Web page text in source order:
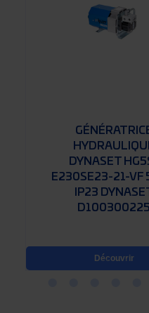
DYNASET
E230SE23-21-VF
IP23
D100300225
Découvrir